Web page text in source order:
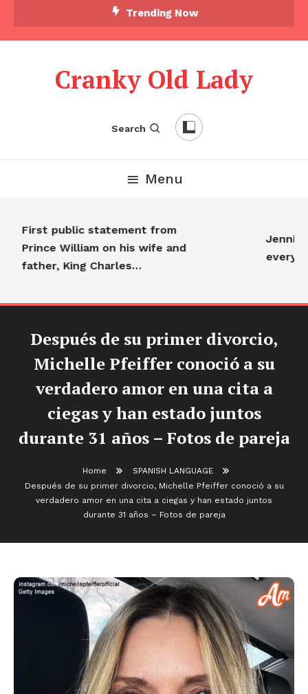
Trending Now
Cranky Old Lady
Search
Menu
First public statement from
Prince William on his wife and
father, King Charles…
Después de su primer divorcio,
Michelle Pfeiffer conoció a su
verdadero amor en una cita a
ciegas y han estado juntos
durante 31 años – Fotos de pareja
Home
SPANISH LANGUAGE
Después de su primer divorcio, Michelle Pfeiffer conoció a su
verdadero amor en una cita a ciegas y han estado juntos
durante 31 años – Fotos de pareja